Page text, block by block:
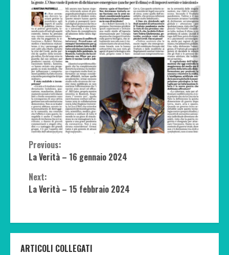
Continue
Reading
Previous:
La Verità – 16 gennaio 2024
Next:
La Verità – 15 febbraio 2024
ARTICOLI COLLEGATI